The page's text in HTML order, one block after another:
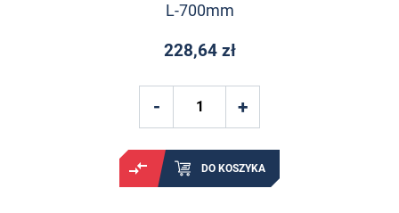
L-700mm
228,64 zł
DO KOSZYKA